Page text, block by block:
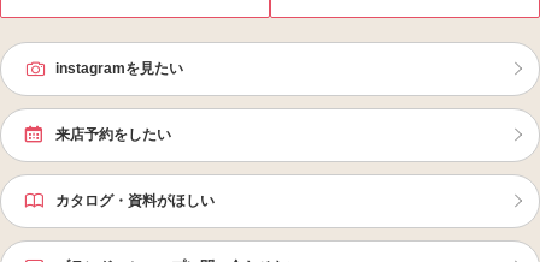
instagramを見たい
来店予約をしたい
カタログ・資料がほしい